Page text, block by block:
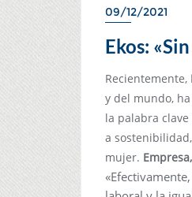
09/12/2021
Ekos:
Recientemente,
y del mundo,
la palabra
a
mujer.